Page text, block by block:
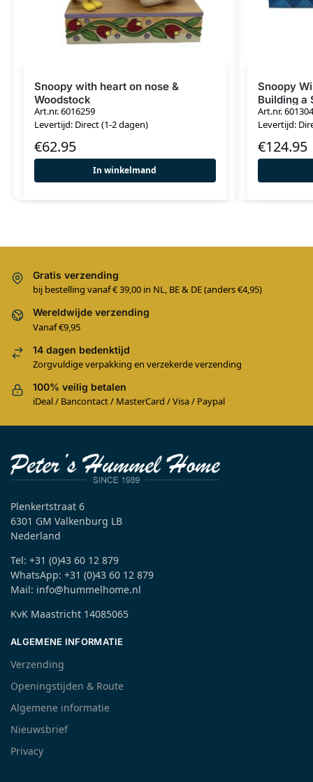
Snoopy with heart on nose &
Woodstock
Art.nr. 6016259
Levertijd: Direct (1-2 dagen)
€62.95
In winkelmand
Snoopy
Building a
Art.nr.
Levertijd:
€124.95
Gratis verzending
bij bestelling vanaf € 39,00 in NL, BE & DE (anders €4,95)
Wereldwijde verzending
Vanaf €9,95
14 dagen bedenktijd
Zorgvuldige verpakking en verzekerde verzending
100% veilig betalen
iDeal / Bancontact / MasterCard / Visa / Paypal
Plenkertstraat 6
6301 GM Valkenburg LB
Nederland
Tel: +31 (0)43 60 12 879
WhatsApp: +31 (0)43 60 12 879
Mail: info@hummelhome.nl
KvK Maastricht 14085065
ALGEMENE INFORMATIE
Verzending
Openingstijden & Route
Algemene informatie
Nieuwsbrief
Privacy